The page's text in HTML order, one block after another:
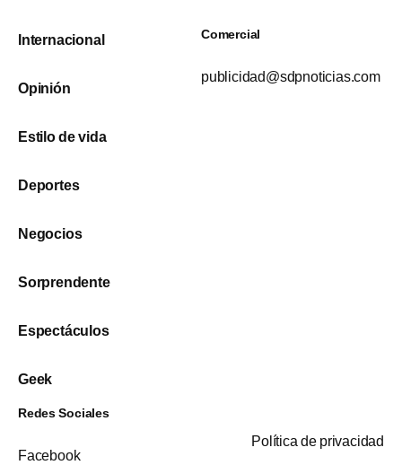
Internacional
Opinión
Estilo de vida
Deportes
Negocios
Sorprendente
Espectáculos
Geek
Comercial
publicidad@sdpnoticias.com
Redes Sociales
Facebook
Política de privacidad